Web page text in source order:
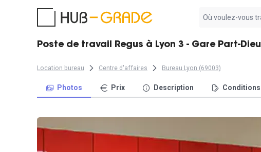
résultat
Poste de travail Regus à Lyon 3 - Gare Part-Dieu
Location bureau Centre d'affaires Bureau Lyon (69003)
Photos Prix Description Conditions